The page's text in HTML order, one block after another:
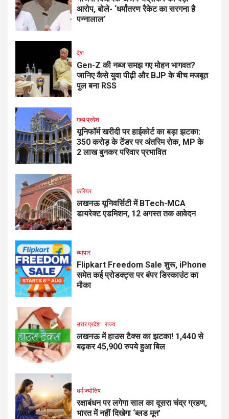
आरोप, बोले- ‘धर्मांतरण रैकेट का सरगना है
पन्नालाल’
देश
Gen-Z की नब्ज समझ गए मोहन भागवत?
जानिए कैसे युवा पीढ़ी और BJP के बीच मजबूत
पुल बना RSS
मध्य प्रदेश
यूनिफॉर्म खरीदी पर हाईकोर्ट का बड़ा झटका:
350 करोड़ के टेंडर पर अंतरिम रोक, MP के
2 लाख बुनकर परिवार प्रभावित
करियर
लखनऊ यूनिवर्सिटी में BTech-MCA
डायरेक्ट एडमिशन, 12 अगस्त तक आवेदन
व्यापार
Flipkart Freedom Sale शुरू, iPhone
समेत कई प्रोडक्ट्स पर बंपर डिस्काउंट का
मौका
उत्तर प्रदेश राज्य
लखनऊ में हाउस टैक्स का झटका! 1,440 से
बढ़कर 45,900 रुपये हुआ बिल
धर्म ज्योतिष
रक्षाबंधन पर लगेगा साल का दूसरा चंद्र ग्रहण,
भारत में नहीं दिखेगा ‘ब्लड मून’